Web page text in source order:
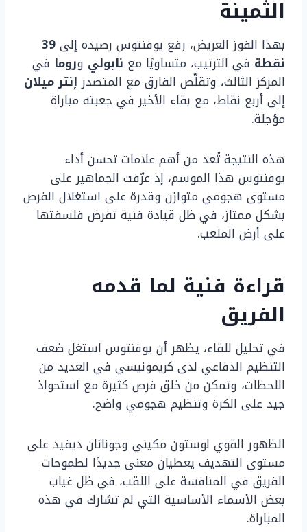
الثمينة
بهذا الفوز العريض، رفع يوفنتوس رصيده إلى39
نقطة في الترتيب، متساويًا مع نابولي وروما في
المركز الثالث، وتقلّص الفارق مع المتصدر إنتر ميلان
إلى أربع نقاط، مع بقاء الأخير في جعبته مباراة
مؤجلة.
هذه النتيجة تُعد من أهم علامات تحسن أداء
يوفنتوس هذا الموسم، إذ عرّفت الجماهير على
مستوى هجومي متوازن وقدرة على استغلال الفرص
بشكل ممتاز، في ظل قيادة فنية تفرض فلسفتها
على أرض الملعب.
قراءة فنية لما قدمه
الفريق
في تحليل للقاء، يظهر أن يوفنتوس استغل ضعف
التنظيم الدفاعي لدى كريمونيسي في العديد من
اللحظات، وتمكن من خلق فرص كثيرة مع استحواذ
جيد على الكرة وتنظيم هجومي واضح.
الظهور القوي لوستون مكيني وجوناثان ديفيد على
مستوى التهديف يعطيان معنى جديدًا لطموحات
الفريق في المنافسة على اللقب، في ظل غياب
بعض الأسماء الأساسية التي لم تشارك في هذه
المباراة.